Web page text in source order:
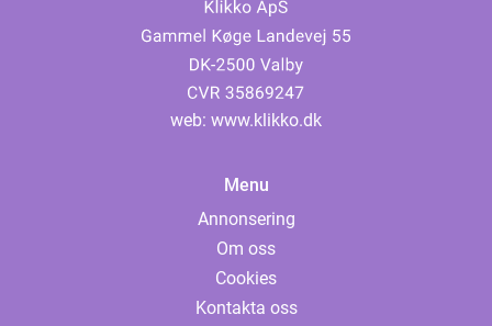
web: www.klikko.dk
Menu
Annonsering
Om oss
Cookies
Kontakta oss